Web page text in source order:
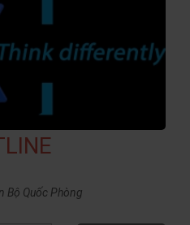
Bộ Quốc Phòng